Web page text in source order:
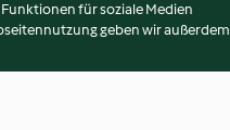
für soziale Medien
geben wir außerdem